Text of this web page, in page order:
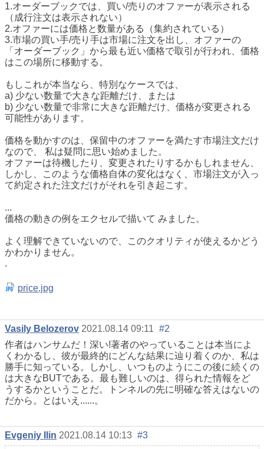
1.オーダーブックでは、買い/売りのオファーが表示される
（成行注文は表示されない）
2.オファーには価格と数量がある（集約されている）
3.市場の買い手/売り手は市場に注文を出し、オファーの
「オーダーブック」から最も近い価格で取引が行われ、価格
はこの場所に移動する。
もしこれが本当なら、特別なケースでは、
a) 少ない数量で大きな距離だけ、または
b) 少ない数量で非常に大きな距離だけ、 価格が変更される
可能性があります。
価格を動かすのは、保留中のオファーを満たす市場注文だけ
なので、
私は疑問に思い始めました。
オファーは待機したり、変更されたりするかもしれません、
しかし、このような価格自体の変化はなく、市場注文が入っ
て約定された注文だけがそれを引き起こす。
...
価格の動きの例をエクセルで描いて みました 。
よく理解できていないので、このクオリティが使えるかどう
かわかりません。
.
price.jpg
Vasily Belozerov 2021.08.14 09:11 #2
作者はハンサムだ！深い!著者のやっていることは本当によ
くわかるし、彼が最終的にどんな結果に辿り着くのか、私は
勝手に知っている。しかし、いつものようにこの後に続くの
は大きなBUTである。最も難しいのは、得られた情報をど
うするかということだ。トンネルの先に明確な答えはないの
だから。とはいえ......。
Evgeniy Ilin 2021.08.14 10:13 #3